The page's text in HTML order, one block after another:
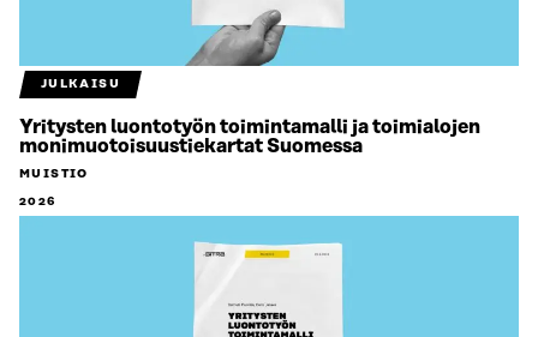
JULKAISU
Yritysten luontotyön toimintamalli ja toimialojen
monimuotoisuustiekartat Suomessa
MUISTIO
2026